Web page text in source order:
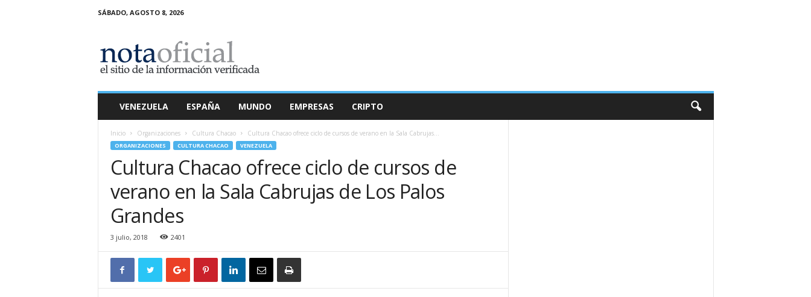
SÁBADO, AGOSTO 8, 2026
a
O
VENEZUELA ESPAÑA MUNDO EMPRESAS CRIPTO
Inicio Organizaciones Cultura Chacao Cultura Chacao ofrece ciclo de cursos de verano en la Sala Cabrujas...
ORGANIZACIONES CULTURA CHACAO VENEZUELA
Cultura Chacao ofrece ciclo de cursos de
verano en la Sala Cabrujas de Los Palos
Grandes
3 julio, 2018 2401